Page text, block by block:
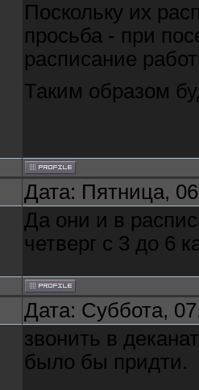
Поскольку их
просьба - при
расписание
Таким образом
Дата: Пятница,
Да они и в
четверг с 3 до 6
Дата: Суббота,
звонить в
было бы придти.